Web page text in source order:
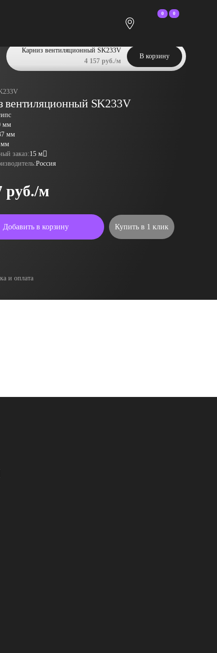
0 0
вентиляционный SK233V
мм
мм
мм
заказ:15 м
Россия
руб./м
Добавить в корзину Купить в 1 клик
Карниз вентиляционный SK233V
4 157 руб./м
В корзину
и оплата